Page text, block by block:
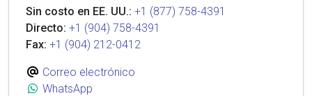
Sin costo en EE. UU.: +1 (877) 758-4391
Directo: +1 (904) 758-4391
Fax: +1 (904) 212-0412
Correo electrónico
WhatsApp